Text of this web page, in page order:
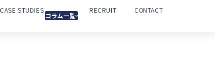
CASE STUDIES
コラム一覧
RECRUIT CONTACT